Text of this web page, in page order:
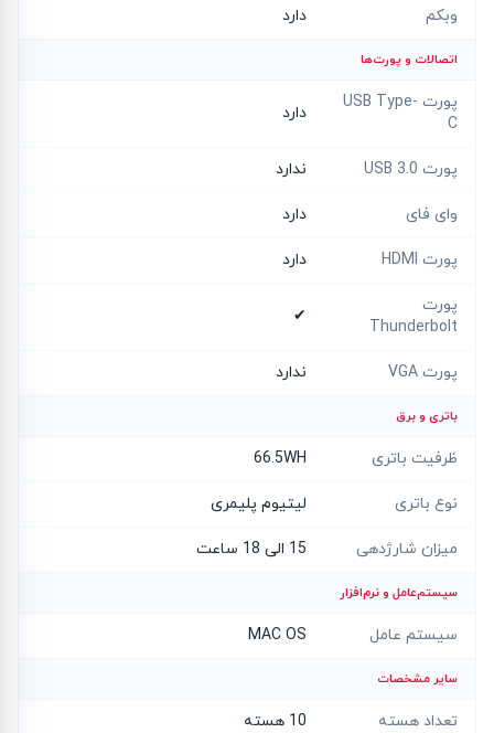
وبکم دارد
اتصالات و پورت‌ها
پورت USB Type-
C
دارد
پورت USB 3.0 ندارد
وای فای دارد
پورت HDMI دارد
پورت
Thunderbolt
✔
پورت VGA ندارد
باتری و برق
ظرفیت باتری 66.5WH
نوع باتری لیتیوم پلیمری
میزان شارژدهی 15 الی 18 ساعت
سیستم‌عامل و نرم‌افزار
سیستم عامل MAC OS
سایر مشخصات
تعداد هسته 10 هسته